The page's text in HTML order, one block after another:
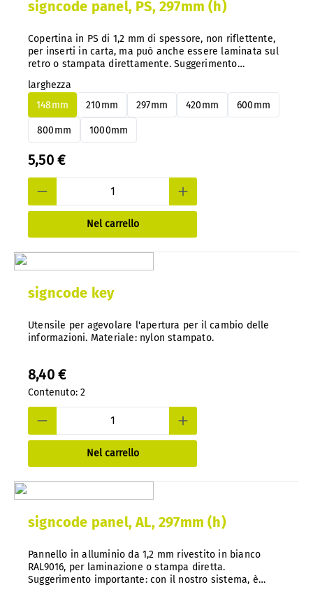
signcode panel, PS, 297mm (h)
Copertina in PS di 1,2 mm di spessore, non riflettente,
per inserti in carta, ma può anche essere laminata sul
retro o stampata direttamente. Suggerimento
facilmente i pannelli in alluminio o PS in qualsiasi
momento e in un secondo momento, senza smontarli.
larghezza
148mm
210mm 297mm 420mm 600mm
800mm 1000mm
5,50 €
Nel carrello
signcode key
Utensile per agevolare l'apertura per il cambio delle
informazioni. Materiale: nylon stampato.
8,40 €
Contenuto:2
Nel carrello
signcode panel, AL, 297mm (h)
Pannello in alluminio da 1,2 mm rivestito in bianco
RAL9016, per laminazione o stampa diretta.
Suggerimento importante: con il nostro sistema, è